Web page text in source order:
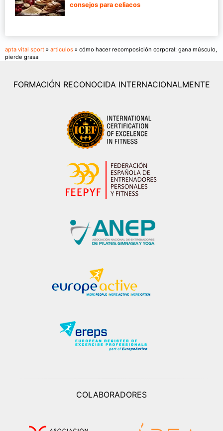
consejos para celiacos
apta vital sport » articulos » cómo hacer recomposición corporal: gana músculo,
pierde grasa
FORMACIÓN RECONOCIDA INTERNACIONALMENTE
COLABORADORES